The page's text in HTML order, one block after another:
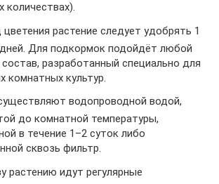
количествах).
цветения растение следует удобрять 1
Для подкормок подойдёт любой
разработанный специально для
комнатных культур.
водопроводной водой,
до комнатной температуры,
в течение 1–2 суток либо
сквозь фильтр.
растению идут регулярные